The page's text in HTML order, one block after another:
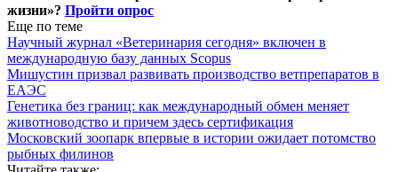
жизни»? Пройти опрос
Еще по теме
Научный журнал «Ветеринария сегодня» включен в
международную базу данных Scopus
Мишустин призвал развивать производство ветпрепаратов в
ЕАЭС
Генетика без границ: как международный обмен меняет
животноводство и причем здесь сертификация
Московский зоопарк впервые в истории ожидает потомство
рыбных филинов